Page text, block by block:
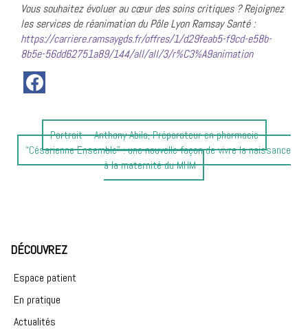
Vous souhaitez évoluer au cœur des soins critiques ? Rejoignez
les services de réanimation du Pôle Lyon Ramsay Santé :
https://carriere.ramsaygds.fr/offres/1/d29feab5-f9cd-e58b-
8b5e-56dd62751a89/144/all/all/3/r%C3%A9animation
Article
précédent
:
Portrait – Anthony Abila, Préparateur en pharmacie
Article
suivant
“Césarienne Ensemble” : une nouvelle façon de vivre la naissance
à la maternité du MHM
DÉCOUVREZ
Espace patient
En pratique
Actualités